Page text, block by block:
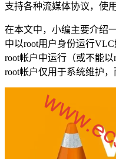
支持各种流媒体协议，使
在本文中，小编主要介绍
中以root用户身份运行VLC
root帐户中运行（或不能
root帐户仅用于系统维护，